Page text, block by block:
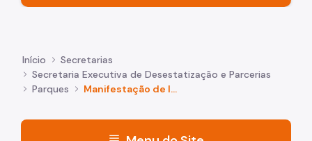
Início
Secretarias
Secretaria Executiva de Desestatização e Parcerias
Parques
Manifestação de Interesse de Parques
menu